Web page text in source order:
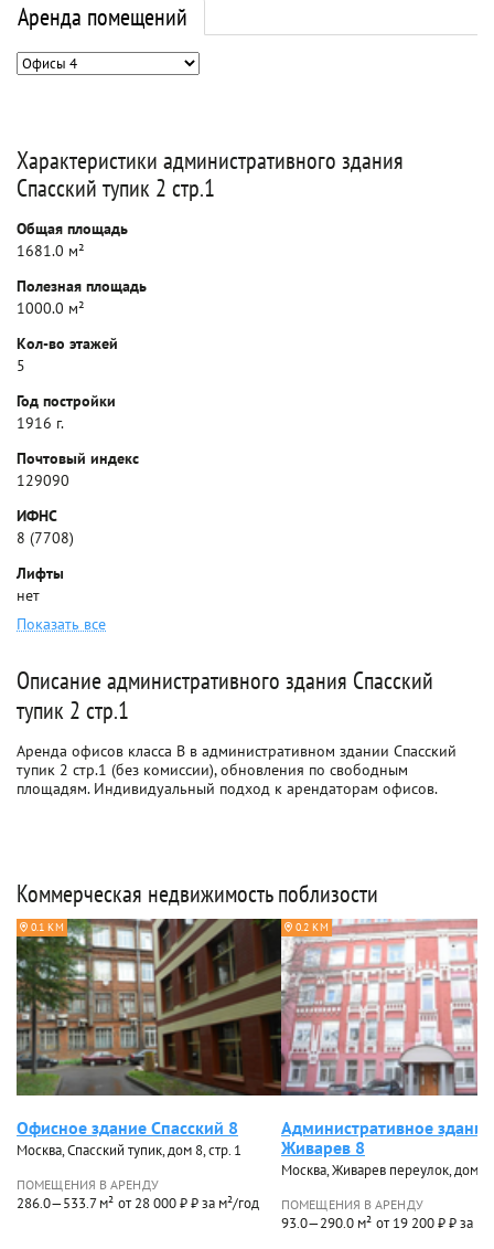
Аренда помещений
Характеристики административного здания
Спасский тупик 2 стр.1
Общая площадь
1681.0 м²
Полезная площадь
1000.0 м²
Кол-во этажей
5
Год постройки
1916 г.
Почтовый индекс
129090
ИФНС
8 (7708)
Лифты
нет
Показать все
Описание административного здания Спасский
тупик 2 стр.1
Аренда офисов класса B в административном здании Спасский
тупик 2 стр.1 (без комиссии), обновления по свободным
площадям. Индивидуальный подход к арендаторам офисов.
Коммерческая недвижимость поблизости
0.1 КМ
Офисное здание Спасский 8
Москва, Спасский тупик, дом 8, стр. 1
ПОМЕЩЕНИЯ В АРЕНДУ
286.0—533.7 м² от 28 000 ₽ ₽ за м²/год
0.2 КМ
Административное здание
Живарев 8
Москва, Живарев переулок, дом 8,
ПОМЕЩЕНИЯ В АРЕНДУ
93.0—290.0 м² от 19 200 ₽ ₽ за